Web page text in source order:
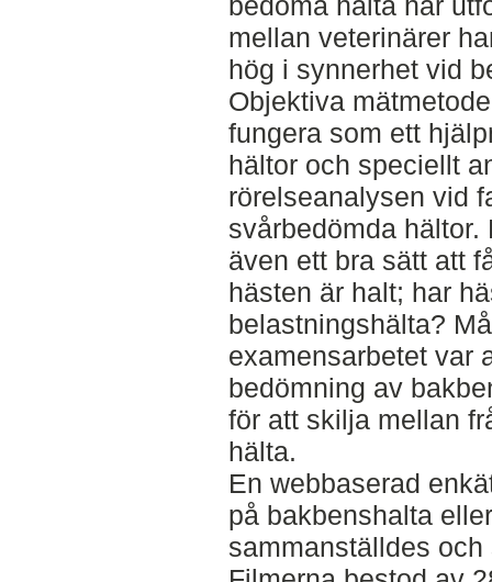
mellan veterinärer
hög i synnerhet vid
Objektiva
fungera som ett
hältor och speciellt
rörelseanalysen vid
svårbedömda
även ett bra sätt att
hästen är halt; har
belastningshälta?
examensarbetet var
bedömning av
för att skilja mellan
hälta.
En webbaserad
på bakbenshalta
sammanställdes